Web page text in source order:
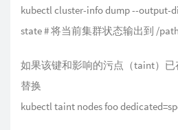
kubectl cluster-info dump --output-
state # 将当前集群状态输出到 /
如果该键和影响的污点（taint）
替换
kubectl taint nodes foo